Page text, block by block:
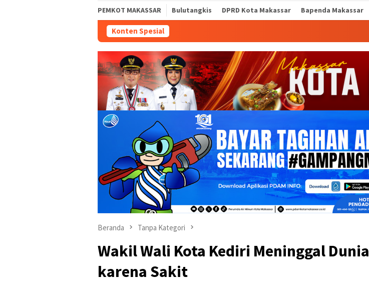
PEMKOT MAKASSAR Bulutangkis DPRD Kota Makassar Bapenda Makassar
Konten Spesial
Beranda Tanpa Kategori
Wakil Wali Kota Kediri Meninggal Dunia
karena Sakit